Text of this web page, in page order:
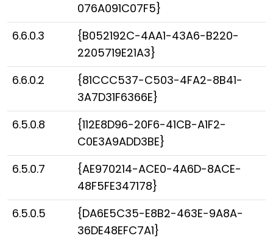
076A091C07F5}
6.6.0.3
{B052192C-4AA1-43A6-B220-
2205719E21A3}
6.6.0.2
{81CCC537-C503-4FA2-8B41-
3A7D31F6366E}
6.5.0.8
{112E8D96-20F6-41CB-A1F2-
C0E3A9ADD3BE}
6.5.0.7
{AE970214-ACE0-4A6D-8ACE-
48F5FE347178}
6.5.0.5
{DA6E5C35-E8B2-463E-9A8A-
36DE48EFC7A1}